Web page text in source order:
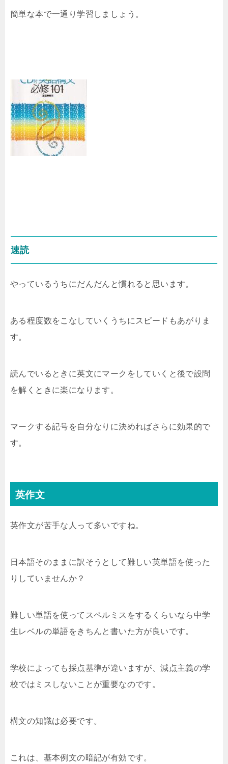
簡単な本で一通り学習しましょう。
速読
やっているうちにだんだんと慣れると思います。
ある程度数をこなしていくうちにスピードもあがりま
す。
読んでいるときに英文にマークをしていくと後で設問
を解くときに楽になります。
マークする記号を自分なりに決めればさらに効果的で
す。
英作文
英作文が苦手な人って多いですね。
日本語そのままに訳そうとして難しい英単語を使った
りしていませんか？
難しい単語を使ってスペルミスをするくらいなら中学
生レベルの単語をきちんと書いた方が良いです。
学校によっても採点基準が違いますが、減点主義の学
校ではミスしないことが重要なのです。
構文の知識は必要です。
これは、基本例文の暗記が有効です。